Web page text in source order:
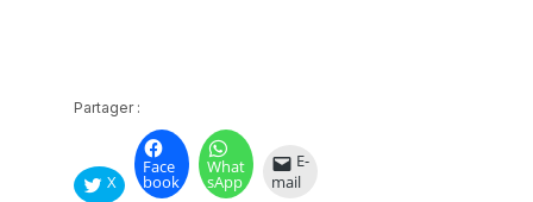
Partager :
X
Face
book
What
sApp
E-
mail